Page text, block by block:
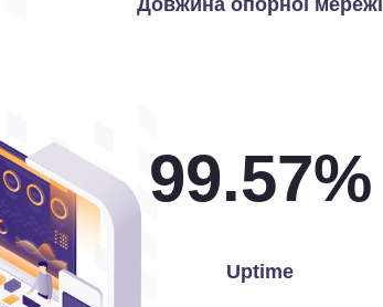
99.97%
Uptime